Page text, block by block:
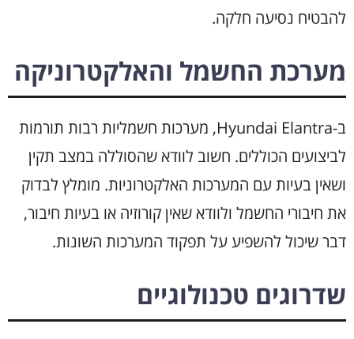
להבטיח נסיעה חלקה.
מערכת החשמל והאלקטרוניקה
ב-Hyundai Elantra, מערכות חשמליות רבות תורמות
לביצועים הכוללים. חשוב לוודא שהסוללה במצב תקין
ושאין בעיות עם המערכות האלקטרוניות. מומלץ לבדוק
את חיבורי החשמל ולוודא שאין קורוזיה או בעיות חיבור,
דבר שיכול להשפיע על תפקוד המערכות השונות.
שדרוגים טכנולוגיים